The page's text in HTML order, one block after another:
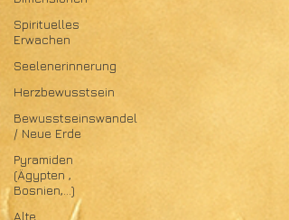
Spirituelles
Erwachen
Seelenerinnerung
Herzbewusstsein
Bewusstseinswandel
/ Neue Erde
Pyramiden
(Ägypten ,
Bosnien,...)
Alte